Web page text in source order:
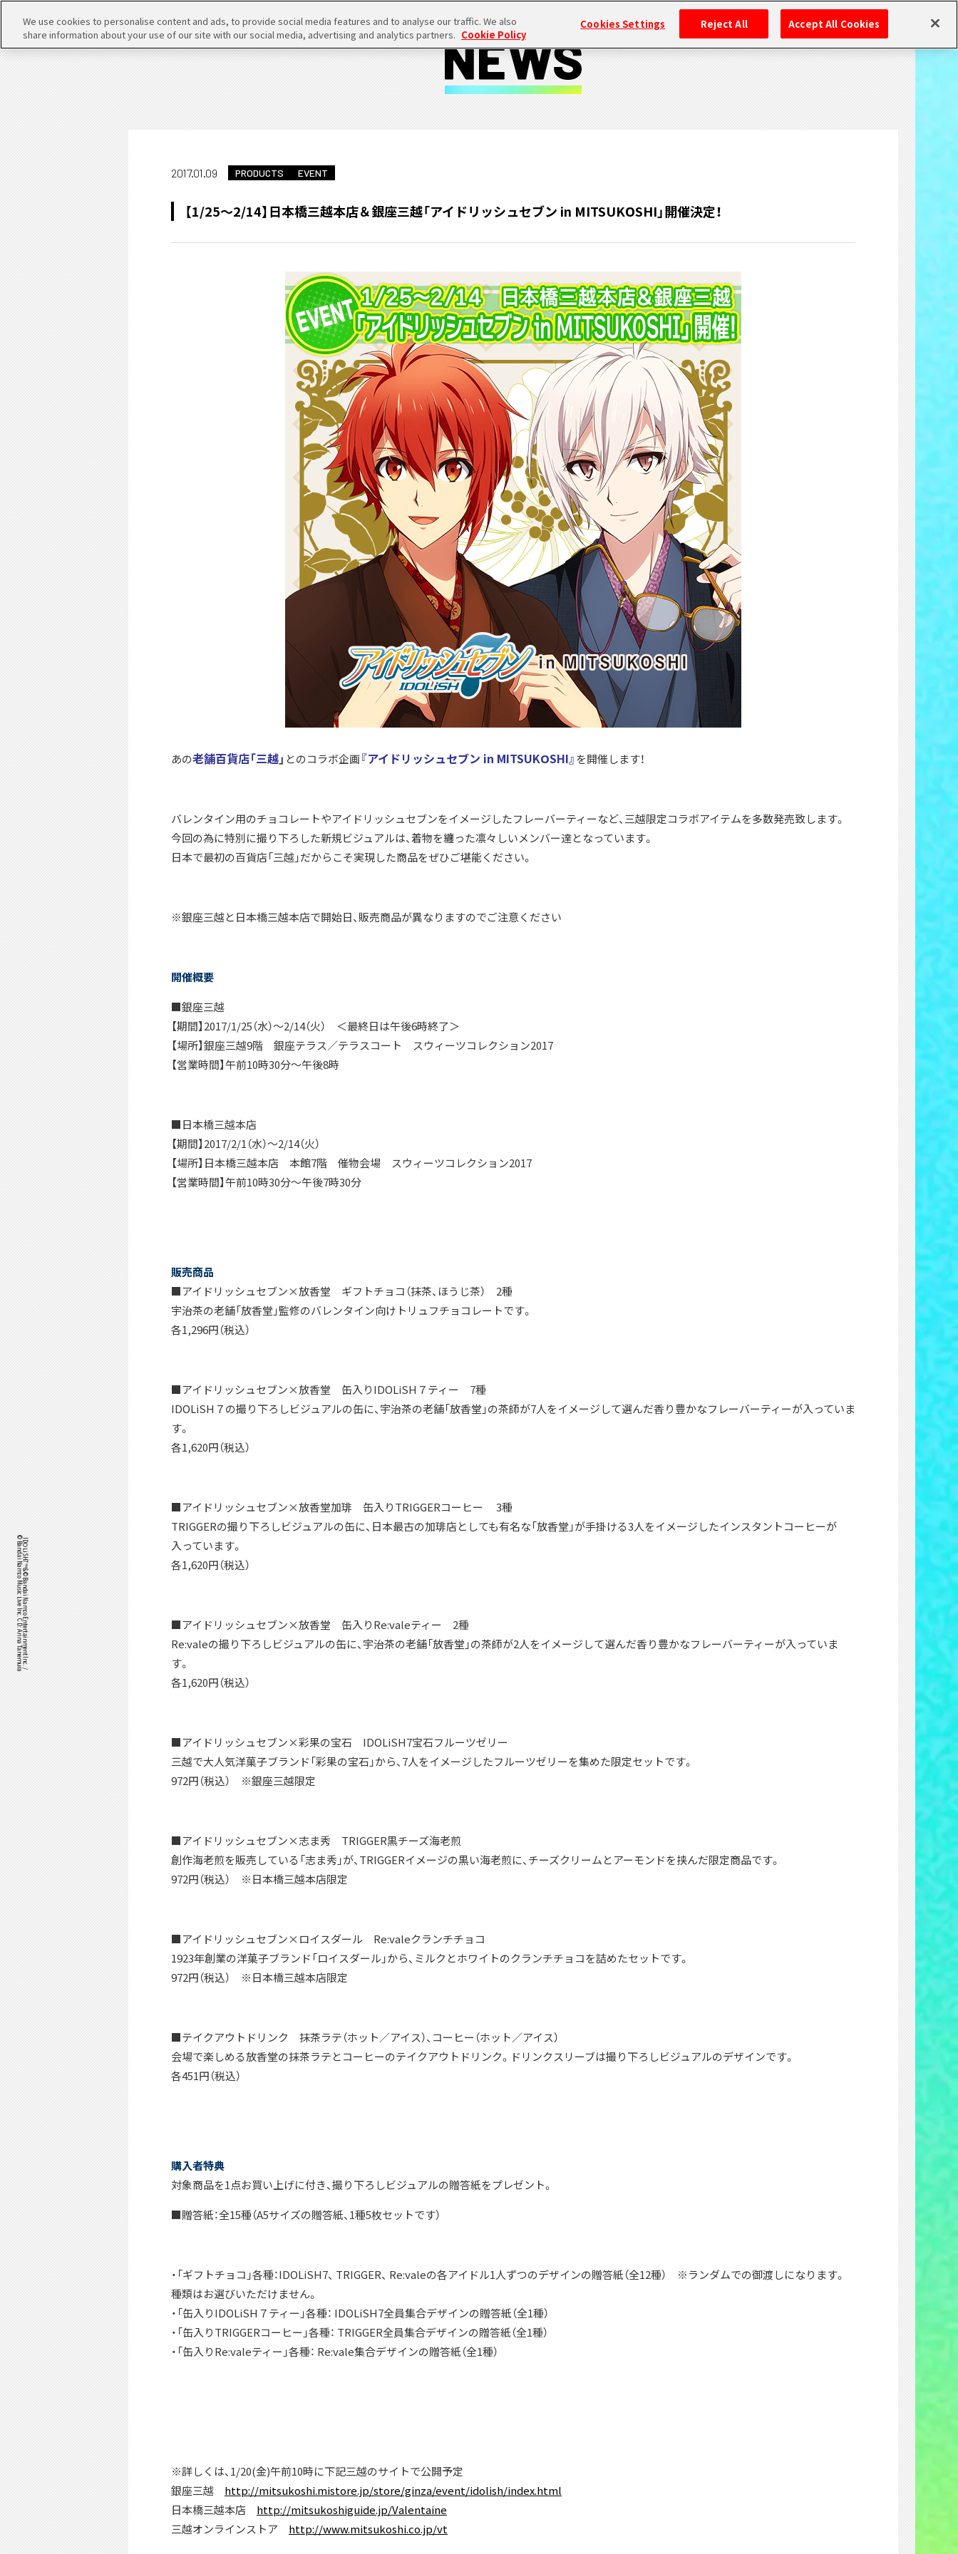
IDOLiSH7™& ©Bandai Namco Entertainment Inc. /
©Bandai Namco Music Live Inc. CD: Arina Tanemura
2017.01.09 PRODUCTS EVENT
【1/25〜2/14】日本橋三越本店＆銀座三越「アイドリッシュセブン in MITSUKOSHI」開催決定！
あの老舗百貨店「三越」 とのコラボ企画『アイドリッシュセブン in MITSUKOSHI』を開催します！
バレンタイン用のチョコレートやアイドリッシュセブンをイメージしたフレーバーティーなど、三越限定コラボアイテムを多数発売致します。
今回の為に特別に撮り下ろした新規ビジュアルは、着物を纏った凛々しいメンバー達となっています。
日本で最初の百貨店「三越」だからこそ実現した商品をぜひご堪能ください。
※銀座三越と日本橋三越本店で開始日、販売商品が異なりますのでご注意ください
開催概要
■銀座三越
【期間】2017/1/25（水）～2/14（火） ＜最終日は午後6時終了＞
【場所】銀座三越9階 銀座テラス／テラスコート スウィーツコレクション2017
【営業時間】午前10時30分～午後8時
■日本橋三越本店
【期間】2017/2/1（水）～2/14（火）
【場所】日本橋三越本店 本館7階 催物会場 スウィーツコレクション2017
【営業時間】午前10時30分～午後7時30分
販売商品
■アイドリッシュセブン×放香堂 ギフトチョコ（抹茶、ほうじ茶） 2種
宇治茶の老舗「放香堂」監修のバレンタイン向けトリュフチョコレートです。
各1,296円（税込）
■アイドリッシュセブン×放香堂 缶入りIDOLiSH７ティー 7種
IDOLiSH７の撮り下ろしビジュアルの缶に、宇治茶の老舗「放香堂」の茶師が7人をイメージして選んだ香り豊かなフレーバーティーが入っていま
す。
各1,620円（税込）
■アイドリッシュセブン×放香堂加琲 缶入りTRIGGERコーヒー 3種
TRIGGERの撮り下ろしビジュアルの缶に、日本最古の加琲店としても有名な「放香堂」が手掛ける3人をイメージしたインスタントコーヒーが
入っています。
各1,620円（税込）
■アイドリッシュセブン×放香堂 缶入りRe:valeティー 2種
Re:valeの撮り下ろしビジュアルの缶に、宇治茶の老舗「放香堂」の茶師が2人をイメージして選んだ香り豊かなフレーバーティーが入っていま
す。
各1,620円（税込）
■アイドリッシュセブン×彩果の宝石 IDOLiSH7宝石フルーツゼリー
三越で大人気洋菓子ブランド「彩果の宝石」から、7人をイメージしたフルーツゼリーを集めた限定セットです。
972円（税込） ※銀座三越限定
■アイドリッシュセブン×志ま秀 TRIGGER黒チーズ海老煎
創作海老煎を販売している「志ま秀」が、TRIGGERイメージの黒い海老煎に、チーズクリームとアーモンドを挟んだ限定商品です。
972円（税込） ※日本橋三越本店限定
■アイドリッシュセブン×ロイスダール Re:valeクランチチョコ
1923年創業の洋菓子ブランド「ロイスダール」から、ミルクとホワイトのクランチチョコを詰めたセットです。
972円（税込） ※日本橋三越本店限定
■テイクアウトドリンク 抹茶ラテ（ホット／アイス）、コーヒー（ホット／アイス）
会場で楽しめる放香堂の抹茶ラテとコーヒーのテイクアウトドリンク。ドリンクスリーブは撮り下ろしビジュアルのデザインです。
各451円（税込）
購入者特典
対象商品を1点お買い上げに付き、撮り下ろしビジュアルの贈答紙をプレゼント。
■贈答紙：全15種（A5サイズの贈答紙、1種5枚セットです）
・「ギフトチョコ」各種：IDOLiSH7、 TRIGGER、 Re:valeの各アイドル1人ずつのデザインの贈答紙（全12種） ※ランダムでの御渡しになります。
種類はお選びいただけません。
・「缶入りIDOLiSH７ティー」各種： IDOLiSH7全員集合デザインの贈答紙（全1種）
・「缶入りTRIGGERコーヒー」各種： TRIGGER全員集合デザインの贈答紙（全1種）
・「缶入りRe:valeティー」各種： Re:vale集合デザインの贈答紙（全1種）
※詳しくは、1/20(金)午前10時に下記三越のサイトで公開予定
銀座三越 http://mitsukoshi.mistore.jp/store/ginza/event/idolish/index.html
日本橋三越本店 http://mitsukoshiguide.jp/Valentaine
三越オンラインストア http://www.mitsukoshi.co.jp/vt
We use cookies to personalise content and ads, to provide social media features and to analyse our traffic. We also
share information about your use of our site with our social media, advertising and analytics partners. Cookie Policy
Cookies Settings Reject All Accept All Cookies